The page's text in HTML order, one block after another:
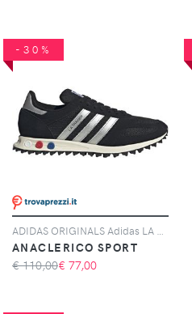
-30%
ANACLERICO SPORT
€ 110,00€ 77,00